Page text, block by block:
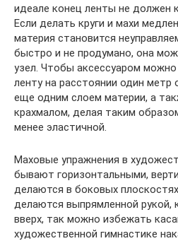
идеале конец ленты не должен
Если делать круги и махи
материя становится
быстро и не продумано, она
узел. Чтобы аксессуаром можно
ленту на расстоянии один
еще одним слоем материи, а
крахмалом, делая таким
менее эластичной.
Маховые упражнения в
бывают горизонтальными,
делаются в боковых
делаются выпрямленной рукой,
вверх, так можно избежать
художественной гимнастике